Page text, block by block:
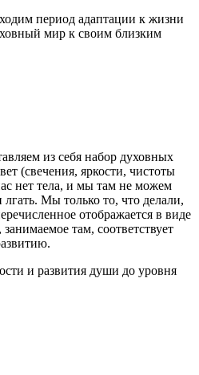
период адаптации к жизни
мир к своим близким
из себя набор духовных
(свечения, яркости, чистоты
нет тела, и мы там не можем
Мы только то, что делали,
отображается в виде
там, соответствует
и развития души до уровня